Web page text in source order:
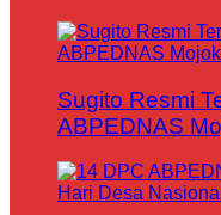
Sugito Resmi
ABPEDNAS